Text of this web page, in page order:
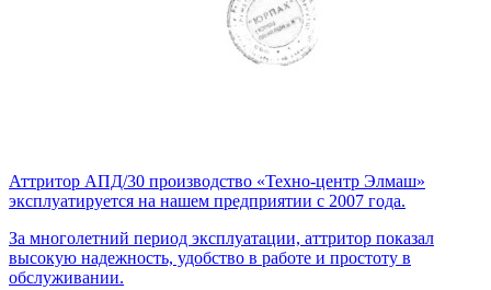
Аттритор АПД/30 производство «Техно-центр Элмаш»
эксплуатируется на нашем предприятии с 2007 года.
За многолетний период эксплуатации, аттритор показал
высокую надежность, удобство в работе и простоту в
обслуживании.